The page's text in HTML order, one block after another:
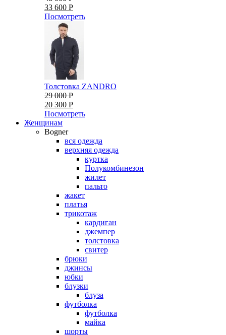
33 600 Р
Посмотреть
Толстовка ZANDRO
29 000 Р
20 300 Р
Посмотреть
Женщинам
Bogner
вся одежда
верхняя одежда
куртка
Полукомбинезон
жилет
пальто
жакет
платья
трикотаж
кардиган
джемпер
толстовка
свитер
брюки
джинсы
юбки
блузки
блуза
футболка
футболка
майка
шорты